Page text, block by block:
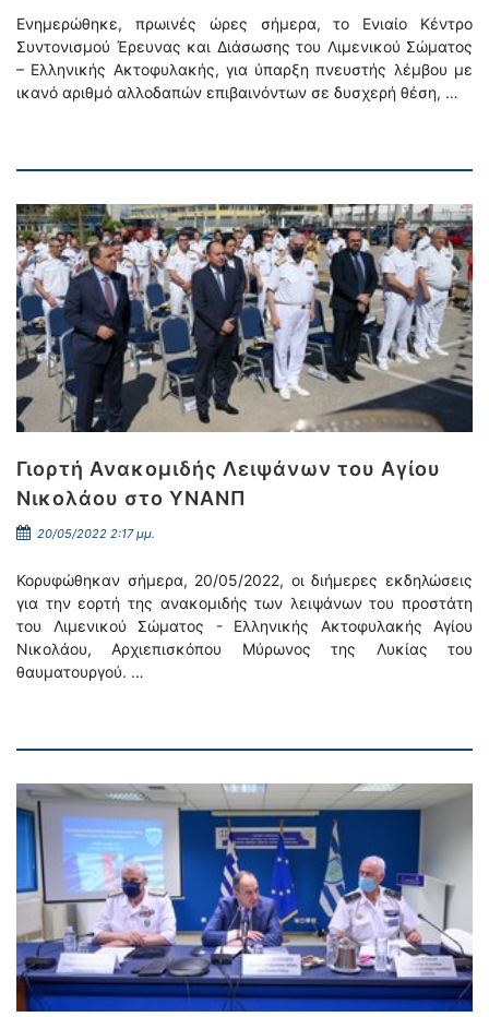
Ενημερώθηκε, πρωινές ώρες σήμερα, το Ενιαίο Κέντρο
Συντονισμού Έρευνας και Διάσωσης του Λιμενικού Σώματος
– Ελληνικής Ακτοφυλακής, για ύπαρξη πνευστής λέμβου με
ικανό αριθμό αλλοδαπών επιβαινόντων σε δυσχερή θέση, …
Γιορτή Ανακομιδής Λειψάνων του Αγίου
Νικολάου στο ΥΝΑΝΠ
20/05/2022 2:17 μμ.
Κορυφώθηκαν σήμερα, 20/05/2022, οι διήμερες εκδηλώσεις
για την εορτή της ανακομιδής των λειψάνων του προστάτη
του Λιμενικού Σώματος - Ελληνικής Ακτοφυλακής Αγίου
Νικολάου, Αρχιεπισκόπου Μύρωνος της Λυκίας του
θαυματουργού. …